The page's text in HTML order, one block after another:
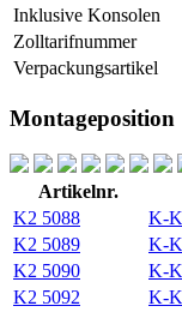
Inklusive Konsolen
Zolltarifnummer
Verpackungsartikel
Montageposition
Artikelnr.
K2 5088
K-
K2 5089
K-
K2 5090
K-
K2 5092
K-